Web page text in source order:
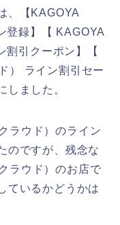
、【KAGOYA
登録】【 KAGOYA
割引クーポン】【
） ライン割引セー
しました。
ラウド）のライン
のですが、残念な
ラウド）のお店で
ているかどうかは